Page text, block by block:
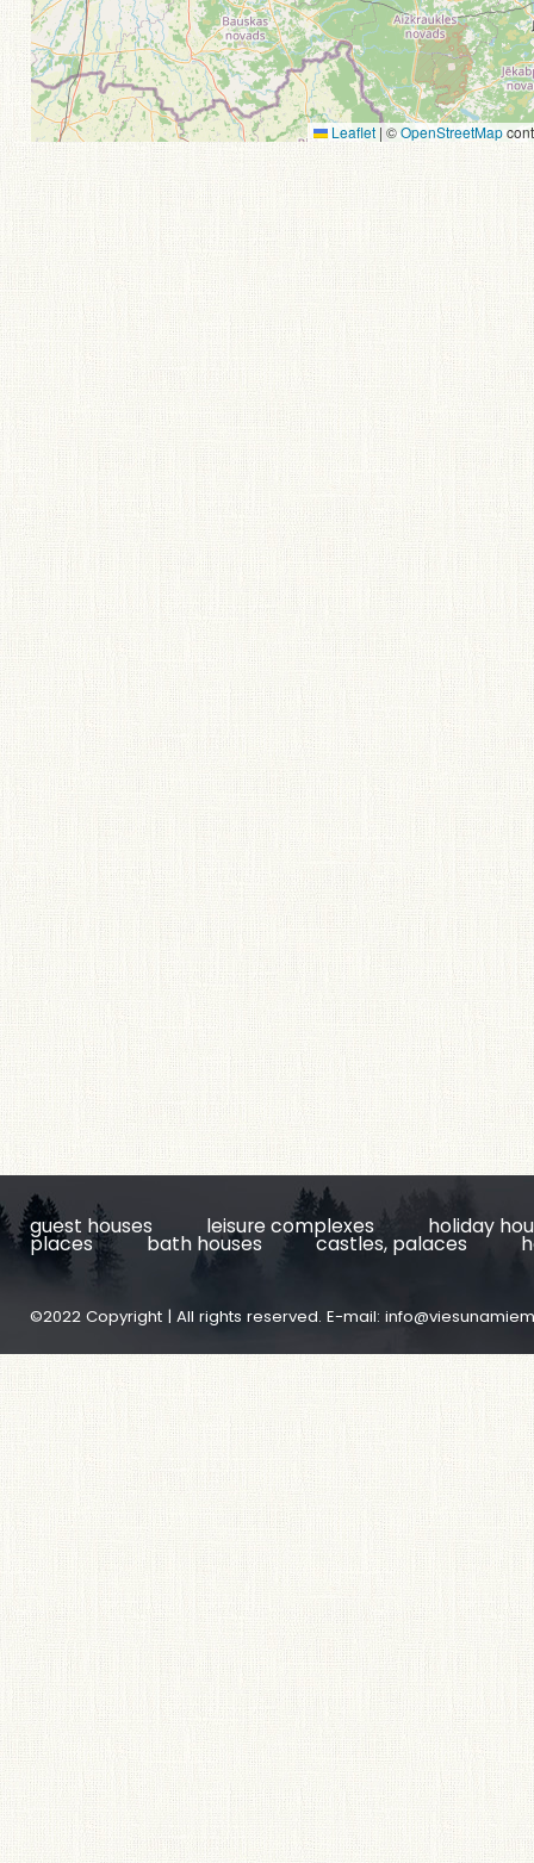
Leaflet | ©OpenStreetMap
guest houses leisure complexes holiday
places bath houses castles, palaces
©2022 Copyright | All rights reserved. E-mail: